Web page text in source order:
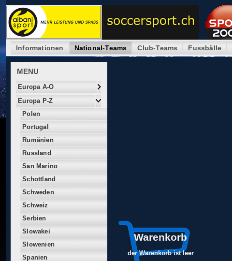
Informationen National-Teams Club-Teams Fussbälle
MENU
Europa A-O
Europa P-Z
Polen
Portugal
Rumänien
Russland
San Marino
Schottland
Schweden
Schweiz
Serbien
Slowakei
Slowenien
Spanien
Warenkorb
der Warenkorb ist leer